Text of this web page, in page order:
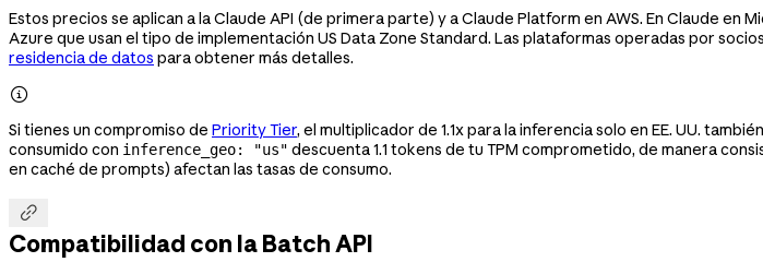
Estos precios se aplican a la Claude API (de primera parte) y a Claude Platform en AWS. En Claude en
Azure que usan el tipo de implementación US Data Zone Standard. Las plataformas operadas por
residencia de datos para obtener más detalles.

Si tienes un compromiso de Priority Tier, el multiplicador de 1.1x para la inferencia solo en EE. UU.
consumido con inference_geo: "us" descuenta 1.1 tokens de tu TPM comprometido, de manera
en caché de prompts) afectan las tasas de consumo.

Compatibilidad con la Batch API